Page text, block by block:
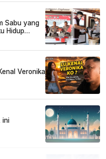
Sabu yang
Hidup
Veronika
ini